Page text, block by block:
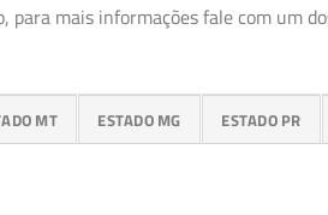
mais informações fale com um
MT ESTADO MG ESTADO PR